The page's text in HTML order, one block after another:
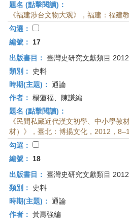
題名 (點擊閱讀)：
《福建涉台文物大观》，福建：福建
勾選：
編號：
17
出版書目： 臺灣史研究文獻類目
類別：
史料
時期(主題)： 通論
作者： 楊蓮福、陳謙編
題名 (點擊閱讀)：
《民間私藏近代漢文初學、中小學教
材）》，臺北：博揚文化，2012，
勾選：
編號：
18
出版書目： 臺灣史研究文獻類目
類別：
史料
時期(主題)： 通論
作者： 黃壽強編